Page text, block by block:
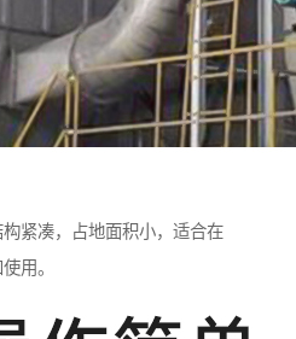
紧凑，占地面积小，适合在
用。